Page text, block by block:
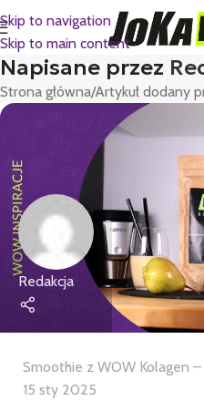
Skip to navigation
Skip to main content
Napisane przez
Strona główna Artykuł dodany
Redakcja
Smoothie z WOW Kolagen
15 sty 2025